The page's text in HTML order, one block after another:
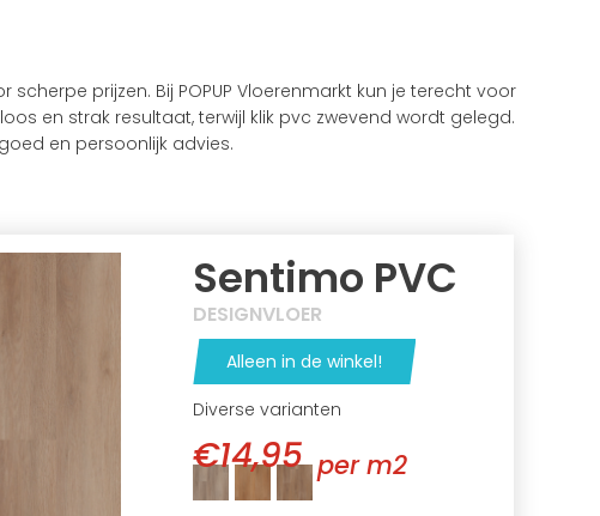
prijzen. Bij POPUP Vloerenmarkt kun je terecht voor
en strak resultaat, terwijl klik pvc zwevend wordt gelegd.
en persoonlijk advies.
Sentimo PVC
DESIGNVLOER
Alleen in de winkel!
Diverse varianten
€14,95 per m2